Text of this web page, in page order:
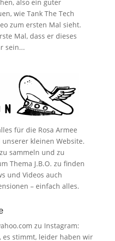
also ein guter
wie Tank The Tech
zum ersten Mal sieht.
Mal, dass er dieses
sein...
für die Rosa Armee
unserer kleinen Website.
sammeln und zu
Thema J.B.O. zu finden
und Videos auch
– einfach alles.
zu Instagram:
es stimmt, leider haben wir